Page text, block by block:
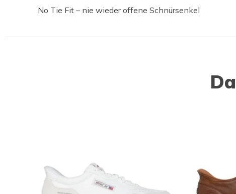
No Tie Fit – nie wieder offene Schnürsenkel